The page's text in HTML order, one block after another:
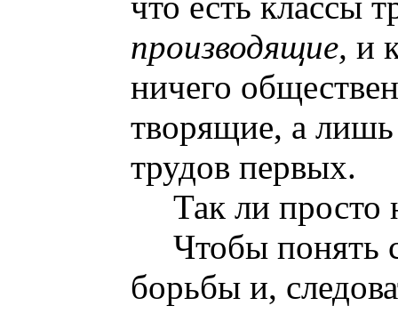
производящие, и
ничего
творящие, а
трудов первых.
Так ли просто
Чтобы понять
борьбы и,